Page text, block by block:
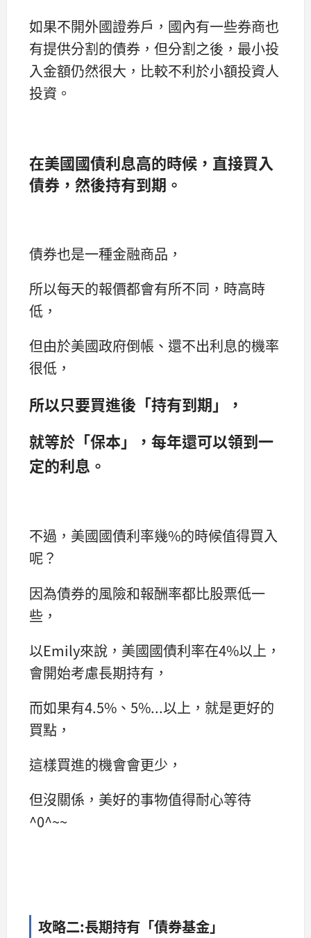
如果不開外國證券戶，國內有一些券商也
有提供分割的債券，但分割之後，最小投
入金額仍然很大，比較不利於小額投資人
投資。
在美國國債利息高的時候，直接買入
債券，然後持有到期 。
債券也是一種金融商品，
所以每天的報價都會有所不同，時高時
低，
但由於美國政府倒帳、還不出利息的機率
很低，
所以只要買進後「持有到期」，
就等於「保本」，每年還可以領到一
定的利息。
不過，美國國債利率幾%的時候值得買入
呢？
因為債券的風險和報酬率都比股票低一
些，
以Emily來說，美國國債利率在4%以上，
會開始考慮長期持有，
而如果有4.5%、5%...以上，就是更好的
買點，
這樣買進的機會會更少，
但沒關係，美好的事物值得耐心等待
^0^~~
攻略二:長期持有「債券基金」